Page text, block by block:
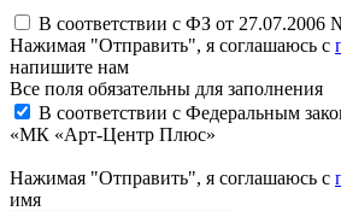
В соответствии с ФЗ от
Нажимая "Отправить", я соглашаюсь с
напишите нам
Все поля обязательны для заполнения
В соответствии с Федеральным
«МК «Арт-Центр Плюс»
Нажимая "Отправить", я соглашаюсь с
имя